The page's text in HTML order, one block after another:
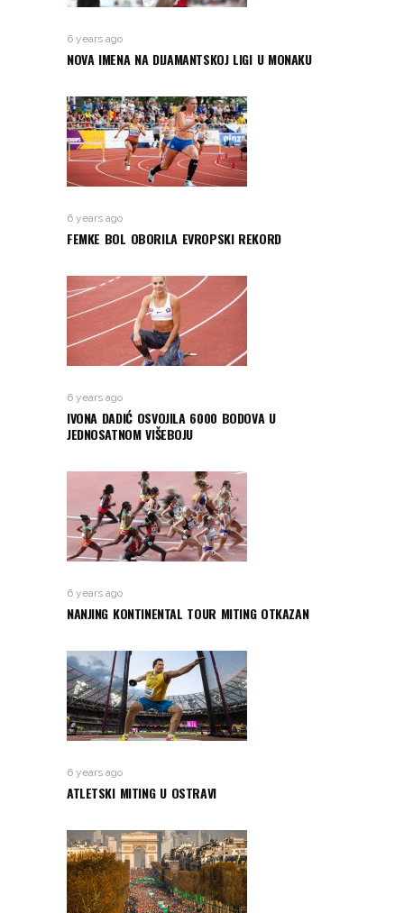
6 years ago
NOVA IMENA NA DIJAMANTSKOJ LIGI U MONAKU
6 years ago
FEMKE BOL OBORILA EVROPSKI REKORD
6 years ago
IVONA DADIĆ OSVOJILA 6000 BODOVA U
JEDNOSATNOM VIŠEBOJU
6 years ago
NANJING KONTINENTAL TOUR MITING OTKAZAN
6 years ago
ATLETSKI MITING U OSTRAVI